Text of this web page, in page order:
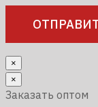
×
×
Заказать оптом